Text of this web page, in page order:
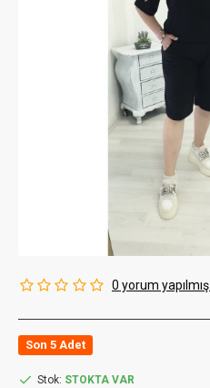
0 yorum yapılmış.
Son 5 Adet
Stok: STOKTA VAR